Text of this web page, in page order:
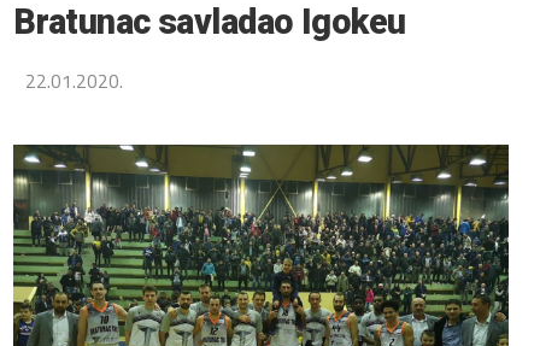
Bratunac savladao Igokeu
22.01.2020.